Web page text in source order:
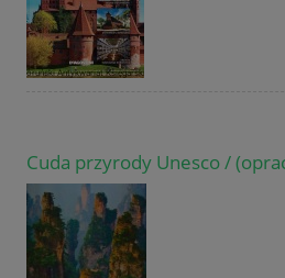
Cuda przyrody Unesco /